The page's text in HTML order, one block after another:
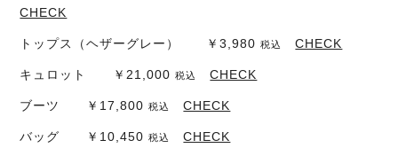
CHECK
トップス（ヘザーグレー） ￥3,980税込 CHECK
キュロット ￥21,000税込 CHECK
ブーツ ￥17,800税込 CHECK
バッグ ￥10,450税込 CHECK